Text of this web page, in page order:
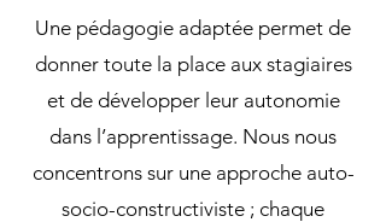
Une pédagogie adaptée permet de
donner toute la place aux stagiaires
et de développer leur autonomie
dans l’apprentissage. Nous nous
concentrons sur une approche auto-
socio-constructiviste ; chaque